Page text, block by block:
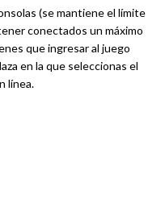
(se mantiene el límite
conectados un máximo
que ingresar al juego
en la que seleccionas el
línea.